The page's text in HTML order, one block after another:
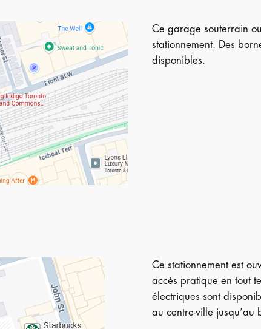
Ce garage souterrain
stationnement. Des
disponibles.
Ce stationnement est
accès pratique en tout
électriques sont
au centre-ville jusqu’au